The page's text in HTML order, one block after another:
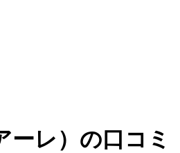
レ） の口コミ